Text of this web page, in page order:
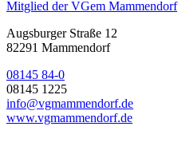
Mitglied der VGem Mammendorf
Augsburger Straße 12
82291 Mammendorf
08145 84-0
08145 1225
info@vgmammendorf.de
www.vgmammendorf.de